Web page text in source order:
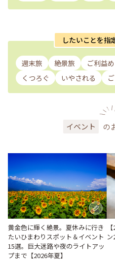
したいことを指
週末旅 絶景旅 ご利益
くつろぐ
いやされる
イベント の
黄金色に輝く絶景。夏休みに行き
たいひまわりスポット＆イベント
15選。巨大迷路や夜のライトアッ
プまで【2026年夏】